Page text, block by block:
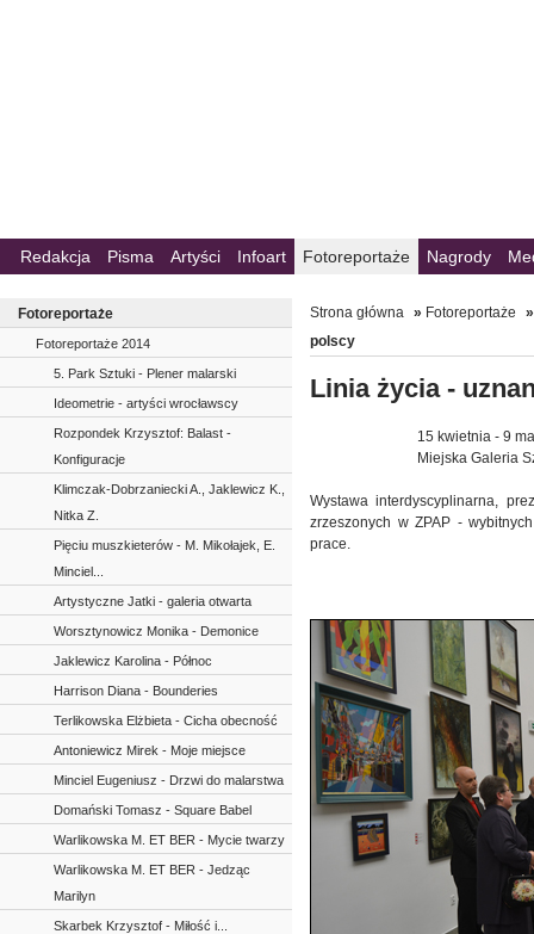
Redakcja Pisma Artyści Infoart Fotoreportaże Nagrody
Fotoreportaże
Fotoreportaże 2014
5. Park Sztuki - Plener malarski
Ideometrie - artyści wrocławscy
Rozpondek Krzysztof: Balast -
Konfiguracje
Klimczak-Dobrzaniecki A., Jaklewicz K.,
Nitka Z.
Pięciu muszkieterów - M. Mikołajek, E.
Minciel...
Artystyczne Jatki - galeria otwarta
Worsztynowicz Monika - Demonice
Jaklewicz Karolina - Północ
Harrison Diana - Bounderies
Terlikowska Elżbieta - Cicha obecność
Antoniewicz Mirek - Moje miejsce
Minciel Eugeniusz - Drzwi do malarstwa
Domański Tomasz - Square Babel
Warlikowska M. ET BER - Mycie twarzy
Warlikowska M. ET BER - Jedząc
Marilyn
Skarbek Krzysztof - Miłość i...
Strona główna » Fotoreportaże
polscy
Linia życia -
15 kwietnia - 9
Miejska Galeria
Wystawa interdyscyplinarna,
zrzeszonych w ZPAP -
prace.